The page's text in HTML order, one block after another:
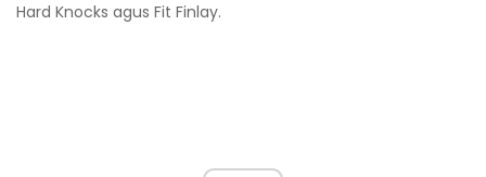
Hard Knocks agus Fit Finlay.